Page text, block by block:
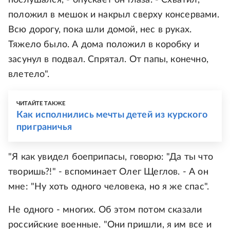
положил в мешок и накрыл сверху консервами.
Всю дорогу, пока шли домой, нес в руках.
Тяжело было. А дома положил в коробку и
засунул в подвал. Спрятал. От папы, конечно,
влетело".
ЧИТАЙТЕ ТАКЖЕ
Как исполнились мечты детей из курского
приграничья
"Я как увидел боеприпасы, говорю: "Да ты что
творишь?!" - вспоминает Олег Щеглов. - А он
мне: "Ну хоть одного человека, но я же спас".
Не одного - многих. Об этом потом сказали
российские военные. "Они пришли, я им все и